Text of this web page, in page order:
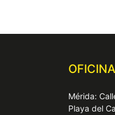
Mérida:
Playa del